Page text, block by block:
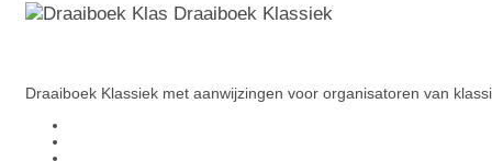
Draaiboek Klassiek
Draaiboek Klassiek met aanwijzingen voor organisatoren van